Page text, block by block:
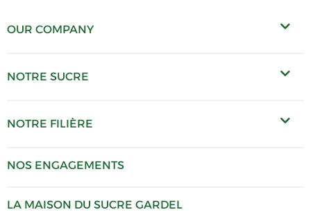
OUR COMPANY
NOTRE SUCRE
NOTRE FILIÈRE
NOS ENGAGEMENTS
LA MAISON DU SUCRE GARDEL